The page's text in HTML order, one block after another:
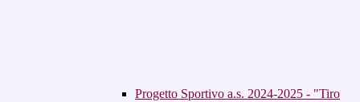
Progetto Sportivo a.s. 2024-2025 - "Tiro